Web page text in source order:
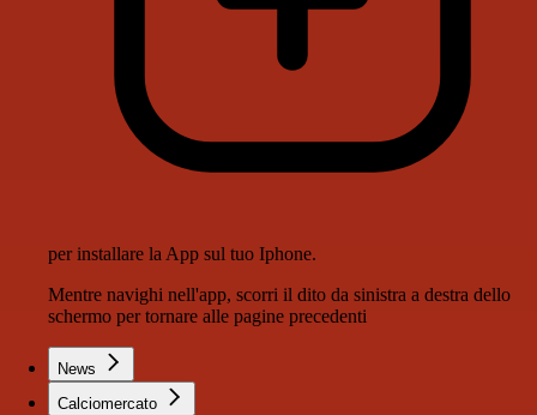
per installare la App sul tuo Iphone.
Mentre navighi nell'app, scorri il dito da sinistra a destra dello
schermo per tornare alle pagine precedenti
News
Calciomercato